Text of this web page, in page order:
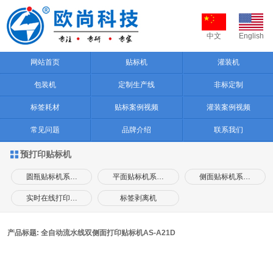
中文 English
网站首页 贴标机 灌装机
包装机 定制生产线 非标定制
标签耗材 贴标案例视频 灌装案例视频
常见问题 品牌介绍 联系我们
 预打印贴标机
圆瓶贴标机系… 平面贴标机系… 侧面贴标机系…
实时在线打印… 标签剥离机
产品标题: 全自动流水线双侧面打印贴标机AS-A21D